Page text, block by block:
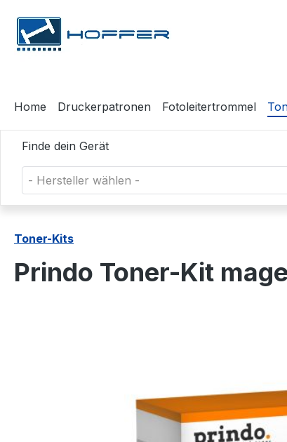
Hauptinhalt springen
Zur Suche springen
Zur Hauptnavigation springen
Home Druckerpatronen Fotoleitertrommel
Finde dein Gerät
- Hersteller wählen -
Toner-Kits
Prindo Toner-Kit